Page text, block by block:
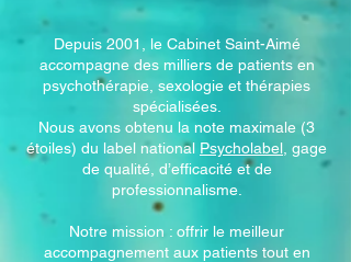
Depuis 2001, le Cabinet Saint-Aimé
accompagne des milliers de patients en
psychothérapie, sexologie et thérapies
spécialisées.
Nous avons obtenu la note maximale (3
étoiles) du label national Psycholabel , gage
de qualité, d’efficacité et de
professionnalisme.
Notre mission : offrir le meilleur
accompagnement aux patients tout en